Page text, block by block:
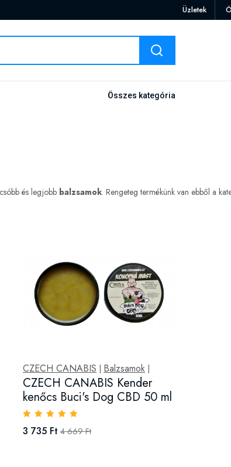
Üzletek
Összes kategória
és legjobb balzsamok. Rengeteg termékünk van ebből a
CZECH CANABIS Balzsamok|
CZECH CANABIS Kender
kenőcs Buci's Dog CBD 50 ml
3 735 Ft 4 669 Ft